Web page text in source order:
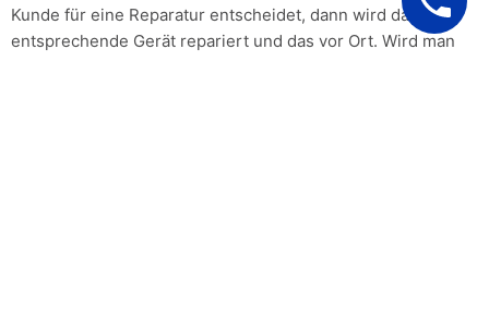
Kunde für eine Reparatur entscheidet, dann wird das
entsprechende Gerät repariert und das vor Ort. Wird man